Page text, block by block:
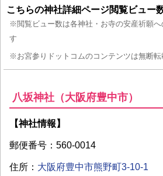
こちらの神社詳細ページ閲覧ビュー
※閲覧ビュー数は各神社・お寺の安産祈願へ
す
※お宮参りドットコムのコンテンツは無断転
八坂神社（大阪府豊中市）
【神社情報】
郵便番号：560-0014
住所： 大阪府豊中市熊野町3-10-1